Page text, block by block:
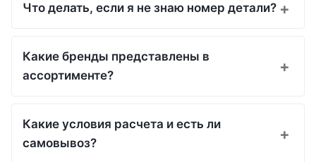
Что делать, если я не знаю номер детали?
Какие бренды представлены в
ассортименте?
Какие условия расчета и есть ли
самовывоз?